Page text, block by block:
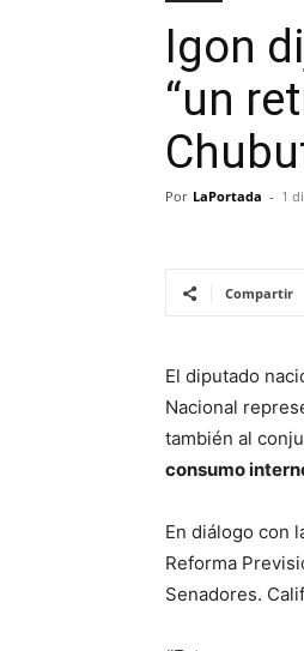
Igon
“un
Por LaPortada - 1
Compartir
El diputado
Nacional
también al
consumo
En diálogo con
Reforma
Senadores.